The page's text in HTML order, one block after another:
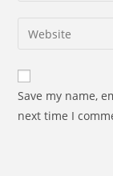
address
comment
Enter
website
URL
(optional)
Save my name,
next time I